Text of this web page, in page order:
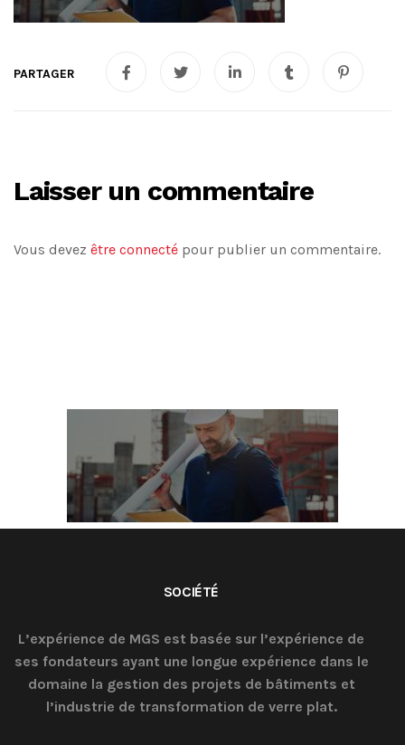
Laisser un commentaire
Vous devez être connecté pour publier un commentaire.
SOCIÉTÉ
L’expérience de MGS est basée sur l’expérience de
ses fondateurs ayant une longue expérience dans le
domaine la gestion des projets de bâtiments et
l’industrie de transformation de verre plat.